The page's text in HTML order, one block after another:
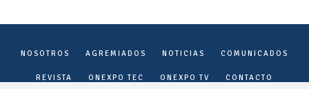
NOSOTROS AGREMIADOS NOTICIAS COMUNICADOS
REVISTA ONEXPO TEC ONEXPO TV CONTACTO